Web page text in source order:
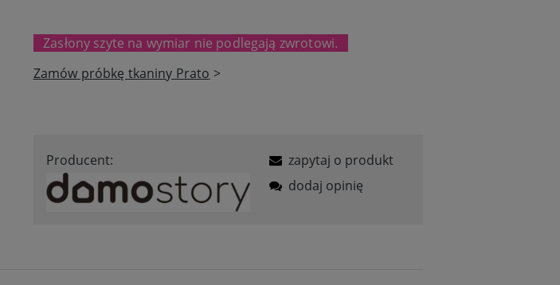
Zasłony szyte na wymiar nie podlegają zwrotowi.
Zamów próbkę tkaniny Prato >
Producent:
zapytaj o produkt
dodaj opinię